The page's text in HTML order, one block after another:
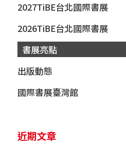
2027TiBE台北國際書展
2026TiBE台北國際書展
書展亮點
出版動態
國際書展臺灣館
近期文章